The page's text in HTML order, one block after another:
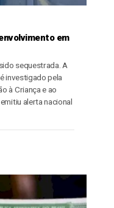
em
sequestrada. A
investigado pela
à Criança e ao
alerta nacional